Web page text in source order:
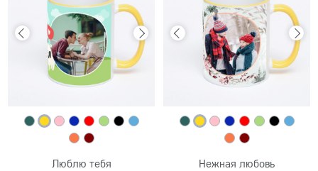
Люблю тебя
Нежная любовь